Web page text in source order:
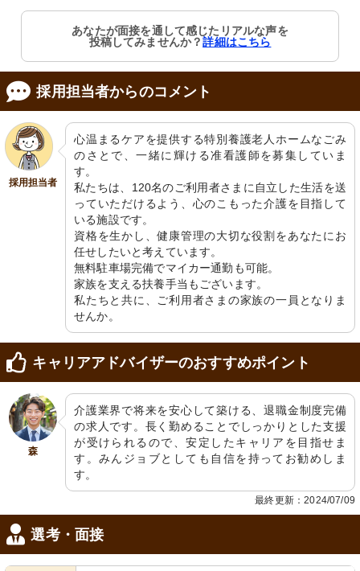
あなたが面接を通して感じたリアルな声を
投稿してみませんか？詳細はこちら
採用担当者からのコメント
採用担当者
心温まるケアを提供する特別養護老人ホームなごみ
のさとで、一緒に輝ける准看護師を募集していま
す。
私たちは、120名のご利用者さまに自立した生活を送
っていただけるよう、心のこもった介護を目指して
いる施設です。
資格を生かし、健康管理の大切な役割をあなたにお
任せしたいと考えています。
無料駐車場完備でマイカー通勤も可能。
家族を支える扶養手当もございます。
私たちと共に、ご利用者さまの家族の一員となりま
せんか。
キャリアアドバイザーのおすすめポイント
森
介護業界で将来を安心して築ける、退職金制度完備
の求人です。長く勤めることでしっかりとした支援
が受けられるので、安定したキャリアを目指せま
す。みんジョブとしても自信を持ってお勧めしま
す。
最終更新：2024/07/09
選考・面接